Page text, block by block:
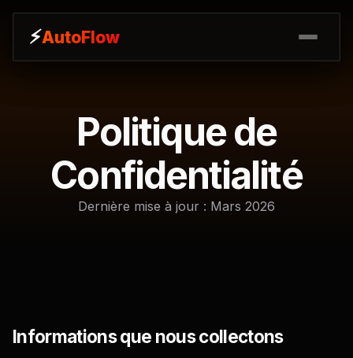
⚡AutoFlow
⚡AutoFlow
Politique de
Confidentialité
Dernière mise à jour : Mars 2026
Informations que nous collectons